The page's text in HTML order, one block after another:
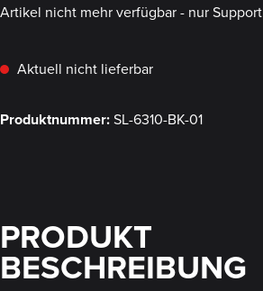
Artikel nicht mehr verfügbar - nur Support
Aktuell nicht lieferbar
Produktnummer:SL-6310-BK-01
PRODUKT
BESCHREIBUNG